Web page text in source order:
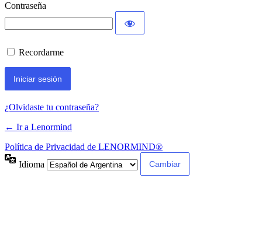
Contraseña
Recordarme
¿Olvidaste tu contraseña?
← Ir a Lenormind
Política de Privacidad de LENORMIND®
Idioma